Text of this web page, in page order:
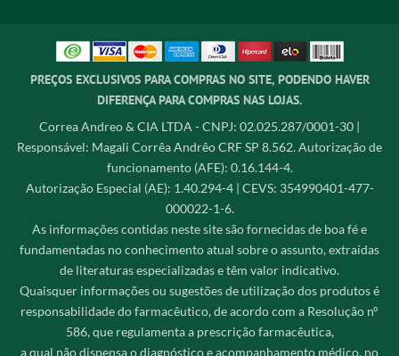
PREÇOS EXCLUSIVOS PARA COMPRAS NO SITE, PODENDO HAVER
DIFERENÇA PARA COMPRAS NAS LOJAS.
Correa Andreo & CIA LTDA - CNPJ: 02.025.287/0001-30 |
Responsável: Magali Corrêa Andrêo CRF SP 8.562. Autorização de
funcionamento (AFE): 0.16.144-4.
Autorização Especial (AE): 1.40.294-4 | CEVS: 354990401-477-
000022-1-6.
As informações contidas neste site são fornecidas de boa fé e
fundamentadas no conhecimento atual sobre o assunto, extraídas
de literaturas especializadas e têm valor indicativo.
Quaisquer informações ou sugestões de utilização dos produtos é
responsabilidade do farmacêutico, de acordo com a Resolução n°
586, que regulamenta a prescrição farmacêutica,
a qual não dispensa o diagnóstico e acompanhamento médico, no